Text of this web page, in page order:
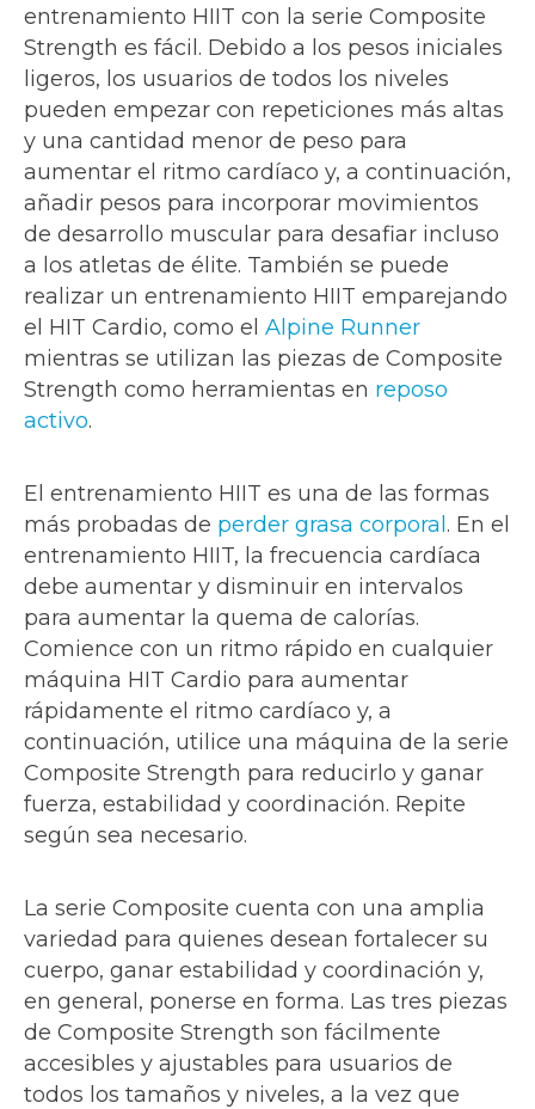
entrenamiento HIIT con la serie Composite
Strength es fácil. Debido a los pesos iniciales
ligeros, los usuarios de todos los niveles
pueden empezar con repeticiones más altas
y una cantidad menor de peso para
aumentar el ritmo cardíaco y, a continuación,
añadir pesos para incorporar movimientos
de desarrollo muscular para desafiar incluso
a los atletas de élite. También se puede
realizar un entrenamiento HIIT emparejando
el HIT Cardio, como el Alpine Runner
mientras se utilizan las piezas de Composite
Strength como herramientas en reposo
activo.
El entrenamiento HIIT es una de las formas
más probadas de perder grasa corporal . En el
entrenamiento HIIT, la frecuencia cardíaca
debe aumentar y disminuir en intervalos
para aumentar la quema de calorías.
Comience con un ritmo rápido en cualquier
máquina HIT Cardio para aumentar
rápidamente el ritmo cardíaco y, a
continuación, utilice una máquina de la serie
Composite Strength para reducirlo y ganar
fuerza, estabilidad y coordinación. Repite
según sea necesario.
La serie Composite cuenta con una amplia
variedad para quienes desean fortalecer su
cuerpo, ganar estabilidad y coordinación y,
en general, ponerse en forma. Las tres piezas
de Composite Strength son fácilmente
accesibles y ajustables para usuarios de
todos los tamaños y niveles, a la vez que